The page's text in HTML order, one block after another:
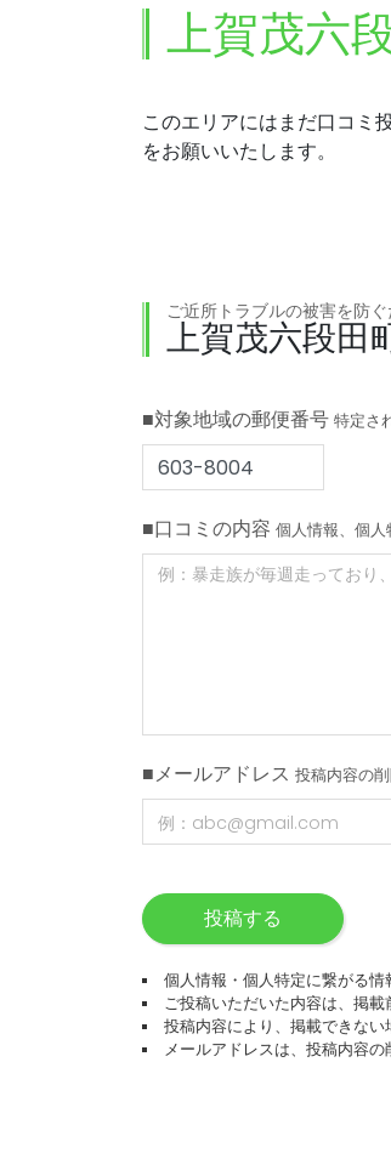
上賀茂六
このエリアにはまだ口コミ
をお願いいたします。
ご近所トラブルの被害を防
上賀茂六段田
■対象地域の郵便番号 特定さ
■口コミの内容 個人情報、個
■メールアドレス 投稿内容の
投稿する
個人情報・個人特定に繋がる情
ご投稿いただいた内容は、掲
投稿内容により、掲載できない
メールアドレスは、投稿内容の